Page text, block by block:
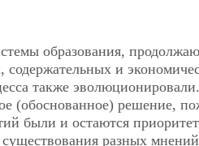
образования,
и
также
(обоснованное) решение,
были и остаются
разных